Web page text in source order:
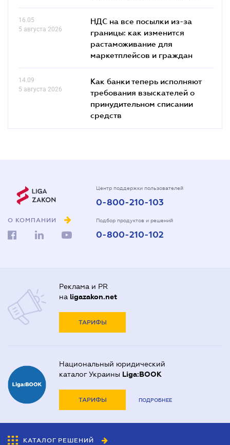
16.05
5 августа 2026
НДС на все посылки из-за
границы: как изменится
растаможивание для
маркетплейсов и граждан
14.09
5 августа 2026
Как банки теперь исполняют
требования взыскателей о
принудительном списании
средств
О КОМПАНИИ
Центр поддержки пользователей
0-800-210-103
Подбор продуктов и решений
0-800-210-102
Реклама и PR
на ligazakon.net
ТАРИФЫ
Национальный юридический
каталог Украины Liga:BOOK
ТАРИФЫ ПОДРОБНЕЕ
КАТАЛОГ РЕШЕНИЙ